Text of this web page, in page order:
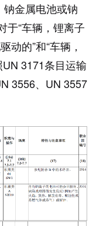
金属电池或钠
于“车辆，锂离子
动的”和“车辆，
3171条目运输
3556、UN 3557